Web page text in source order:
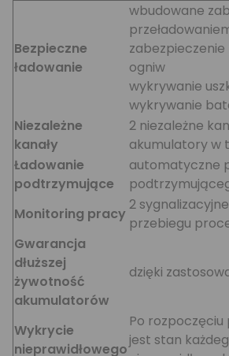
Bezpieczne
ładowanie
wbudowane
zabezpieczenie
ogniw
wykrywanie
wykrywanie
Niezależne
kanały
2 niezależne
akumulatory w
Ładowanie
podtrzymujące
automatyczne
Monitoring pracy
2
przebiegu
Gwarancja
dłuższej
żywotność
akumulatorów
dzięki
Wykrycie
nieprawidłowego
Po rozpoczęciu
jest stan